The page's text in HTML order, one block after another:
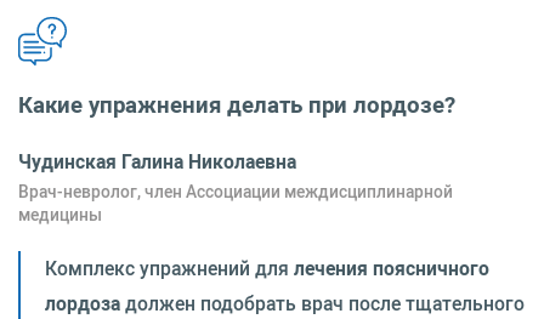
Какие упражнения делать при лордозе?
Чудинская Галина Николаевна
Врач-невролог, член Ассоциации междисциплинарной
медицины
Комплекс упражнений для лечения поясничного
лордозадолжен подобрать врач после тщательного